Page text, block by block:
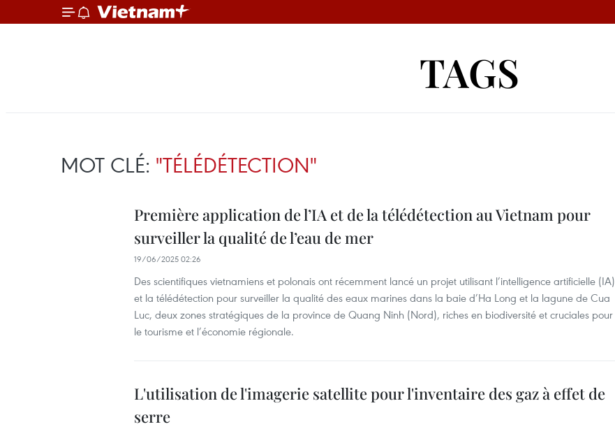
TAGS
MOT CLÉ: "TÉLÉDÉTECTION"
Première application de l’IA et de la télédétection au Vietnam pour
surveiller la qualité de l’eau de mer
19/06/2025 02:26
Des scientifiques vietnamiens et polonais ont récemment lancé un projet utilisant l’intelligence artificielle (IA)
et la télédétection pour surveiller la qualité des eaux marines dans la baie d’Ha Long et la lagune de Cua
Luc, deux zones stratégiques de la province de Quang Ninh (Nord), riches en biodiversité et cruciales pour
le tourisme et l’économie régionale.
L'utilisation de l'imagerie satellite pour l'inventaire des gaz à effet de
serre